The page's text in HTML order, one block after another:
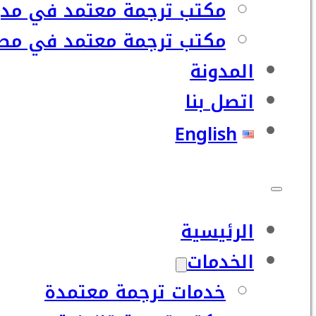
مكتب ترجمة معتمد في
مكتب ترجمة معتمد في
المدونة
اتصل بنا
English
الرئيسية
الخدمات
خدمات ترجمة معتمدة